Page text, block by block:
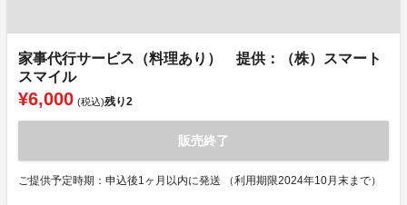
家事代行サービス（料理あり） 提供：（株）スマート
スマイル
¥6,000 (税込)残り2
販売終了
ご提供予定時期：申込後1ヶ月以内に発送 （利用期限2024年10月末まで）